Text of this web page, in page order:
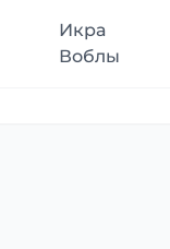
Икра
Воблы